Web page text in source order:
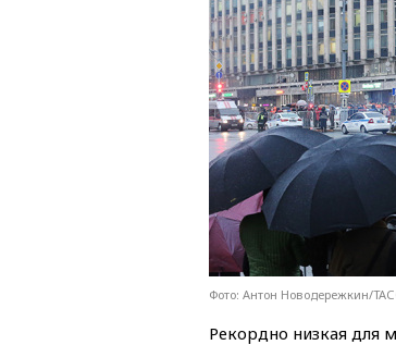
Фото: Антон Новодережкин/
Рекордно низкая для